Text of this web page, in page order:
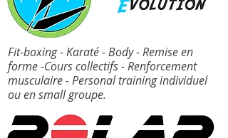
Fit-boxing - Karaté - Body - Remise en
forme -Cours collectifs - Renforcement
musculaire - Personal training individuel
ou en small groupe.